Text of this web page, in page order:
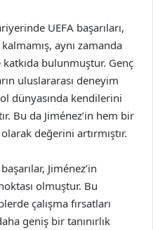
UEFA başarıları,
aynı zamanda
bulunmuştur. Genç
uluslararası deneyim
dünyasında kendilerini
Bu da Jiménez’in hem bir
değerini artırmıştır.
Jiménez’in
olmuştur. Bu
çalışma fırsatları
geniş bir tanınırlık